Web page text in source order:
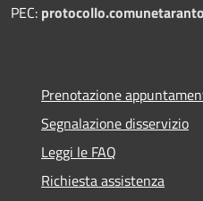
PEC:
Prenotazione
Segnalazione disservizio
Leggi le FAQ
Richiesta assistenza